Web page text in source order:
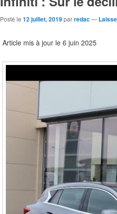
Posté le 12 juillet, 2019parredac—
Article mis à jour le 6 juin 2025